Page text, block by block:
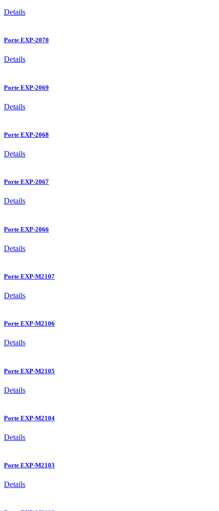
Details
Porte EXP-2070
Details
Porte EXP-2069
Details
Porte EXP-2068
Details
Porte EXP-2067
Details
Porte EXP-2066
Details
Porte EXP-M2107
Details
Porte EXP-M2106
Details
Porte EXP-M2105
Details
Porte EXP-M2104
Details
Porte EXP-M2103
Details